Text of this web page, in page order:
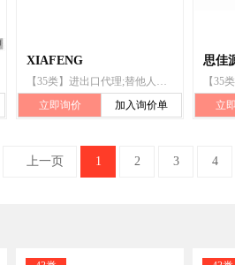
XIAFENG
【35类】进出口代理;替他人推销;替他人采购(替其他企业购买商品或服务);特许经营的商业管理;市场营销
立即询价
加入询价单
思佳
立
上一页 1 2 3 4